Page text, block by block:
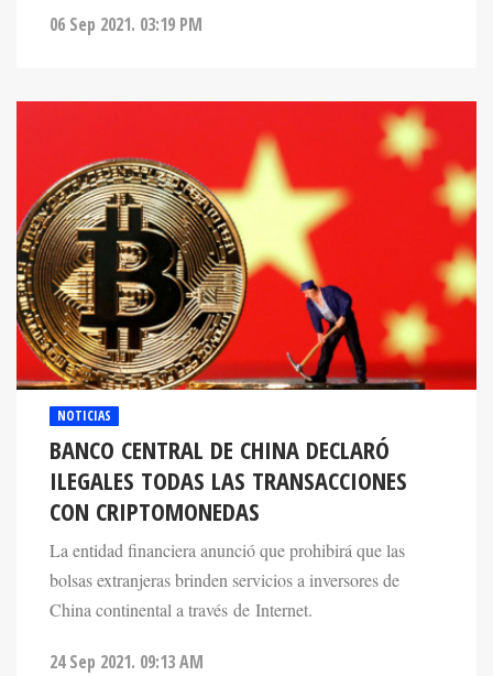
06 Sep 2021. 03:19 PM
NOTICIAS
BANCO CENTRAL DE CHINA DECLARÓ
ILEGALES TODAS LAS TRANSACCIONES
CON CRIPTOMONEDAS
La entidad financiera anunció que prohibirá que las
bolsas extranjeras brinden servicios a inversores de
China continental a través de Internet.
24 Sep 2021. 09:13 AM